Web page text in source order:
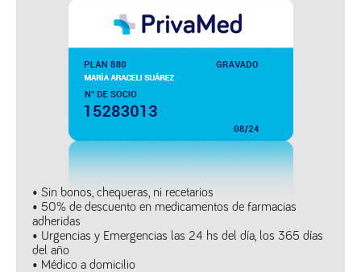
• Sin bonos, chequeras, ni recetarios
• 50% de descuento en medicamentos de farmacias
adheridas
• Urgencias y Emergencias las 24 hs del día, los 365 días
del año
• Médico a domicilio